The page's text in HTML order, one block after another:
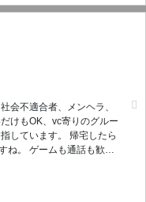
隔で消えます）
会不適合者、メンヘラ、
けもOK、vc寄りのグルー
しています。 帰宅したら
ね。 ゲームも通話も歓迎